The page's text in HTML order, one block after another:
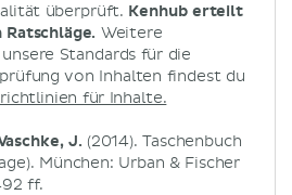
überprüft. Kenhub erteilt
Weitere
Standards für die
von Inhalten findest du
für Inhalte.
J. (2014). Taschenbuch
München: Urban & Fischer
ff.